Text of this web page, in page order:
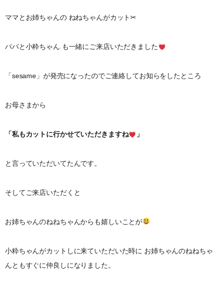
ママとお姉ちゃんの ねねちゃんがカット✂︎
パパと小粋ちゃん も一緒にご来店いただきました
「sesame」が発売になったのでご連絡してお知らをしたところ
お母さまから
「私もカットに行かせていただきますね 」
と言っていただいてたんです。
そしてご来店いただくと
お姉ちゃんのねねちゃんからも嬉しいことが
小粋ちゃんがカットしに来ていただいた時に お姉ちゃんのねねちゃ
んともすぐに仲良しになりました。